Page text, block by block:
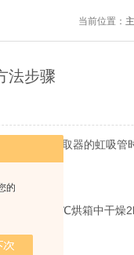
的
当前位置：
法步骤
面超过提取器的虹吸管
入105±2℃烘箱中干燥